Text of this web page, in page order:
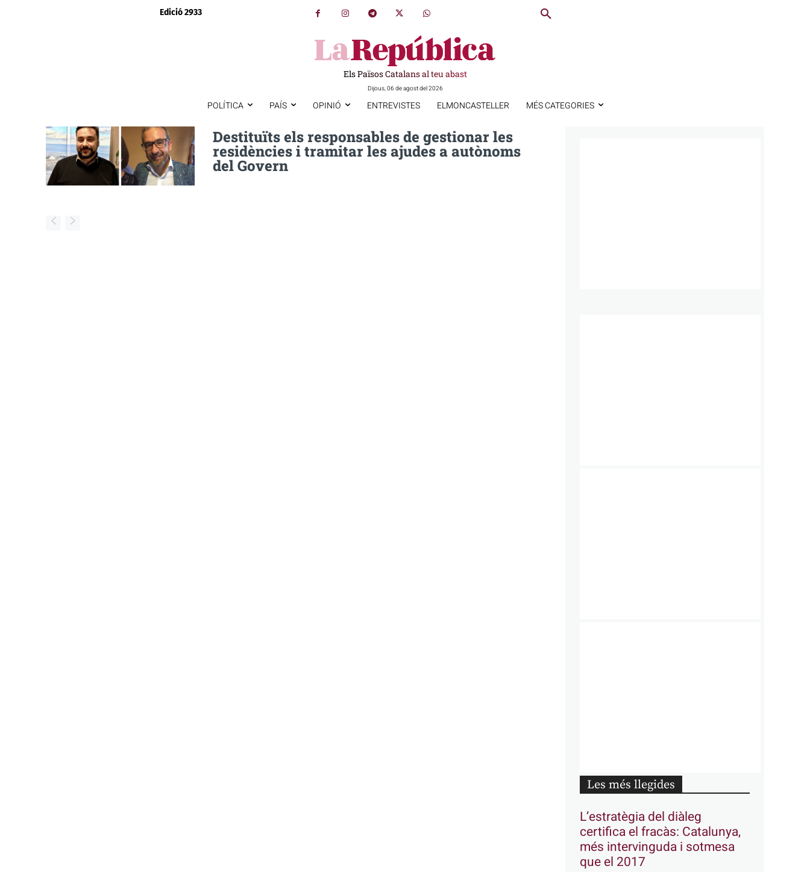
Edició 2933
Els Països Catalans al teu abast
Dijous, 06 de agost del 2026
POLÍTICA PAÍS OPINIÓ ENTREVISTES ELMONCASTELLER MÉS CATEGORIES
Destituïts els responsables de gestionar les
residències i tramitar les ajudes a autònoms
del Govern
Les més llegides
L’estratègia del diàleg
certifica el fracàs: Catalunya,
més intervinguda i sotmesa
que el 2017